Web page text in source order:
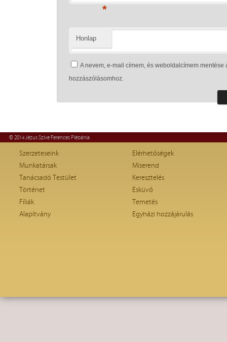
*
Honlap
A nevem, e-mail címem, és weboldalcímem
hozzászólásomhoz.
© 2014 Jézus Szíve Ferences Plébánia
Szerzeteseink
Munkatársak
Tanácsadó Testület
Történet
Fíliák
Alapítvány
Elérhetőségek
Miserend
Keresztelés
Esküvő
Temetés
Egyházi hozzájárulás